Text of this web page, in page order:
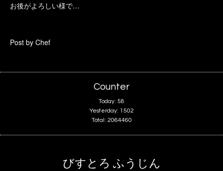
お後がよろしい様で…
Post by Chef
Counter
Today: 58
Yesterday: 1502
Total: 2064460
びすとろ ふうじん